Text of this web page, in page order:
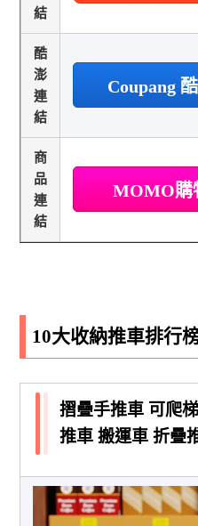
結
酷
澎
連
結
Coupang
商
品
連
結
MOMO購
10大收納推車排行
摺疊手推車 可爬
推車 搬運車 折疊